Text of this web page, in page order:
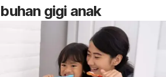
gigi anak